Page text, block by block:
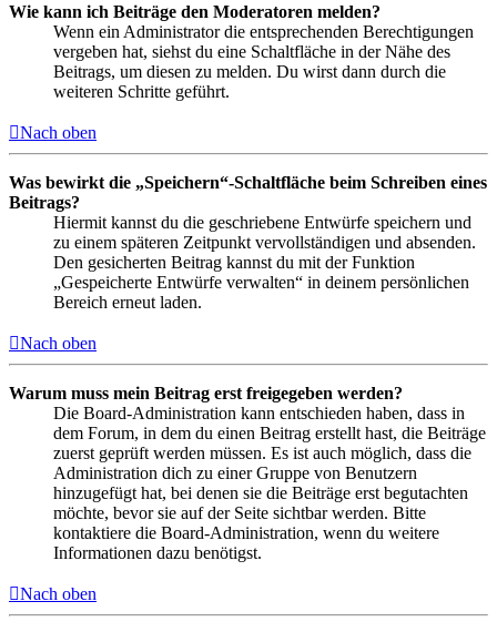
Wie kann ich Beiträge den Moderatoren melden?
Wenn ein Administrator die entsprechenden Berechtigungen
vergeben hat, siehst du eine Schaltfläche in der Nähe des
Beitrags, um diesen zu melden. Du wirst dann durch die
weiteren Schritte geführt.
Nach oben
Was bewirkt die „Speichern“-Schaltfläche beim Schreiben eines
Beitrags?
Hiermit kannst du die geschriebene Entwürfe speichern und
zu einem späteren Zeitpunkt vervollständigen und absenden.
Den gesicherten Beitrag kannst du mit der Funktion
„Gespeicherte Entwürfe verwalten“ in deinem persönlichen
Bereich erneut laden.
Nach oben
Warum muss mein Beitrag erst freigegeben werden?
Die Board-Administration kann entschieden haben, dass in
dem Forum, in dem du einen Beitrag erstellt hast, die Beiträge
zuerst geprüft werden müssen. Es ist auch möglich, dass die
Administration dich zu einer Gruppe von Benutzern
hinzugefügt hat, bei denen sie die Beiträge erst begutachten
möchte, bevor sie auf der Seite sichtbar werden. Bitte
kontaktiere die Board-Administration, wenn du weitere
Informationen dazu benötigst.
Nach oben